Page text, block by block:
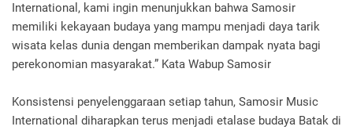
International, kami ingin menunjukkan bahwa Samosir
memiliki kekayaan budaya yang mampu menjadi daya tarik
wisata kelas dunia dengan memberikan dampak nyata bagi
perekonomian masyarakat.” Kata Wabup Samosir
Konsistensi penyelenggaraan setiap tahun, Samosir Music
International diharapkan terus menjadi etalase budaya Batak di